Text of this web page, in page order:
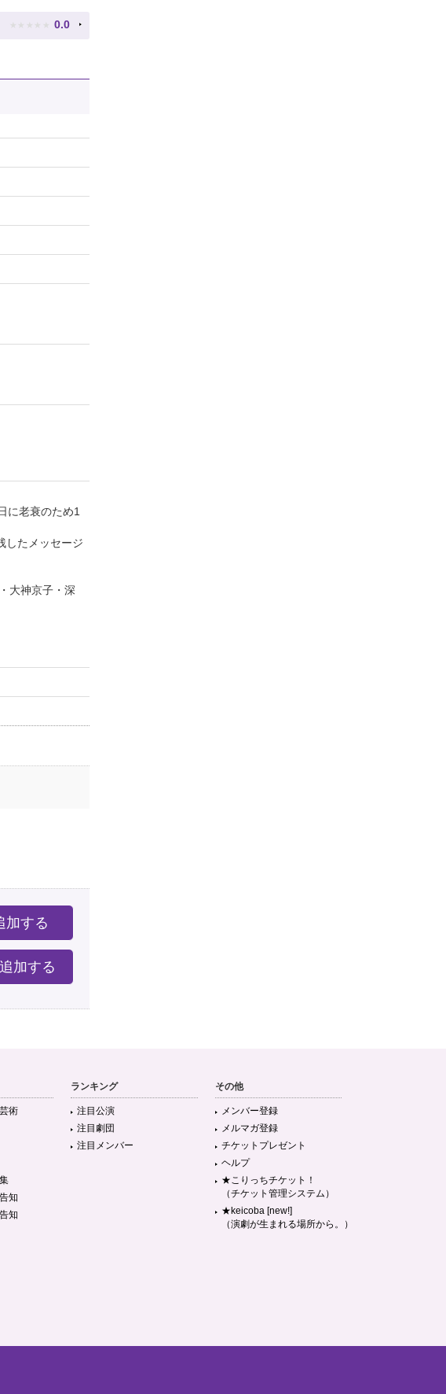
★ ★ ★ ★ ★ 0.0
に老衰のため1
したメッセージ
大神京子・深
加する
加する
術
知
知
ランキング
注目公演
注目劇団
注目メンバー
その他
メンバー登録
メルマガ登録
チケットプレゼント
ヘルプ
★こりっちチケット！
（チケット管理システム）
★keicoba [new!]
（演劇が生まれる場所から。）